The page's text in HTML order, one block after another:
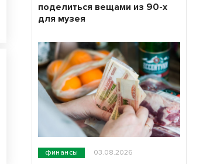
поделиться вещами из 90-х
для музея
финансы 03.08.2026